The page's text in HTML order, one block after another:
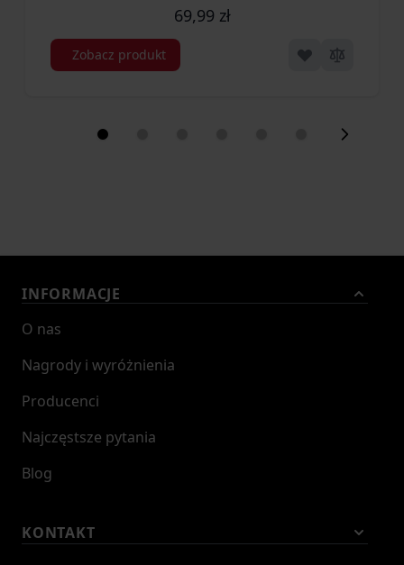
69,99 zł
Zobacz produkt
INFORMACJE
O nas
Nagrody i wyróżnienia
Producenci
Najczęstsze pytania
Blog
KONTAKT